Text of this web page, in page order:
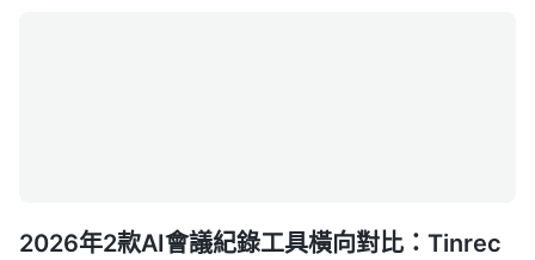
2026年2款AI會議紀錄工具橫向對比：Tinrec